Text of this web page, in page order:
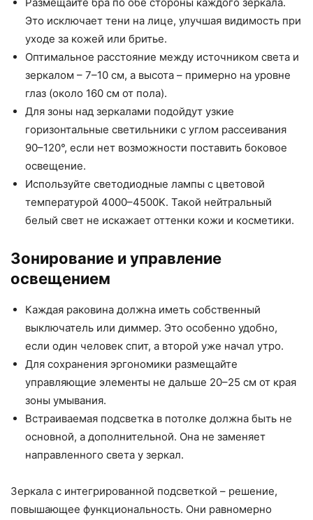
Это исключает тени на лице, улучшая видимость при
уходе за кожей или бритье.
Оптимальное расстояние между источником света и
зеркалом – 7–10 см, а высота – примерно на уровне
глаз (около 160 см от пола).
Для зоны над зеркалами подойдут узкие
горизонтальные светильники с углом рассеивания
90–120°, если нет возможности поставить боковое
освещение.
Используйте светодиодные лампы с цветовой
температурой 4000–4500K. Такой нейтральный
белый свет не искажает оттенки кожи и косметики.
Зонирование и управление
освещением
Каждая раковина должна иметь собственный
выключатель или диммер. Это особенно удобно,
если один человек спит, а второй уже начал утро.
Для сохранения эргономики размещайте
управляющие элементы не дальше 20–25 см от края
зоны умывания.
Встраиваемая подсветка в потолке должна быть не
основной, а дополнительной. Она не заменяет
направленного света у зеркал.
Зеркала с интегрированной подсветкой – решение,
повышающее функциональность. Они равномерно